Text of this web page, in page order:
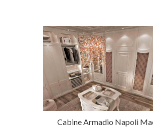
Cabine Armadio Napoli